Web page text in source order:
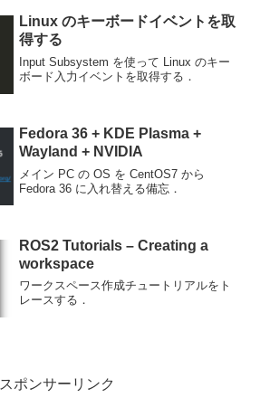
Linux のキーボードイベントを取
得する
Input Subsystem を使って Linux のキー
ボード入力イベントを取得する．
Fedora 36 + KDE Plasma +
Wayland + NVIDIA
メイン PC の OS を CentOS7 から
Fedora 36 に入れ替える備忘．
ROS2 Tutorials – Creating a
workspace
ワークスペース作成チュートリアルをト
レースする．
スポンサーリンク